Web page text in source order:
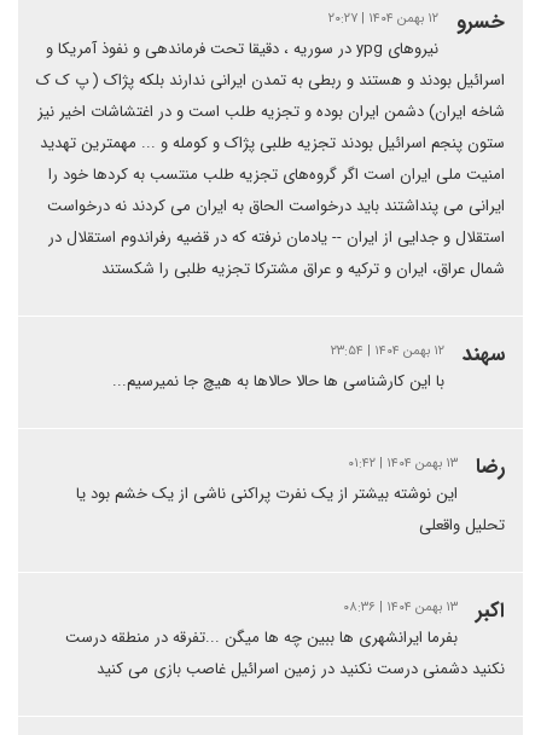
خسرو ۱۲ بهمن ۱۴۰۴ | ۲۰:۲۷
نیروهای ypg در سوریه ، دقیقا تحت فرماندهی و نفوذ آمریکا و
اسرائیل بودند و هستند و ربطی به تمدن ایرانی ندارند بلکه پژاک ( پ ک ک
شاخه ایران) دشمن ایران بوده و تجزیه طلب است و در اغتشاشات اخیر نیز
ستون پنجم اسرائیل بودند تجزیه طلبی پژاک و کومله و ... مهمترین تهدید
امنیت ملی ایران است اگر گروه‌های تجزیه طلب منتسب به کردها خود را
ایرانی می پنداشتند باید درخواست الحاق به ایران می کردند نه درخواست
استقلال و جدایی از ایران -- یادمان نرفته که در قضیه رفراندوم استقلال در
شمال عراق، ایران و ترکیه و عراق مشترکا تجزیه طلبی را شکستند
سه‍ند ۱۲ بهمن ۱۴۰۴ | ۲۳:۵۴
با این کارشناسی ها حالا حالاها به هیچ جا نمیرسیم...
رضا ۱۳ بهمن ۱۴۰۴ | ۰۱:۴۲
این نوشته بیشتر از یک نفرت پراکنی ناشی از یک خشم بود یا
تحلیل واقعلی
اکبر ۱۳ بهمن ۱۴۰۴ | ۰۸:۳۶
بفرما ایرانشهری ها ببین چه ها میگن ...‌تفرقه در منطقه درست
نکنید دشمنی درست نکنید در زمین اسرائیل غاصب بازی می کنید